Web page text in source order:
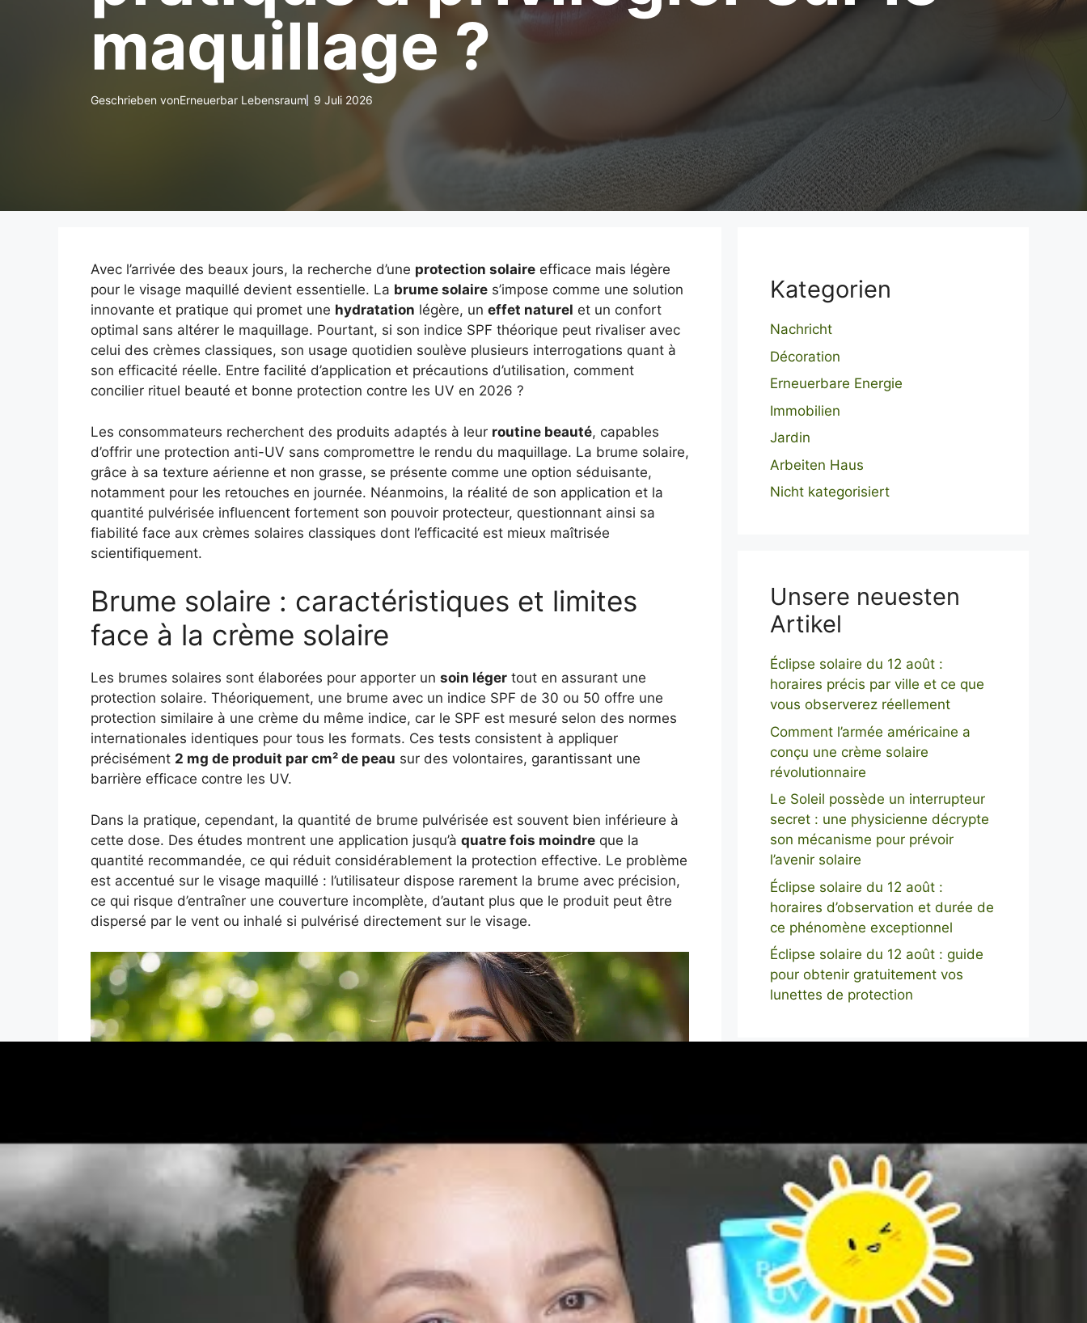
maquillage ?
Geschrieben vonErneuerbar Lebensraum 9 Juli 2026
Avec l’arrivée des beaux jours, la recherche d’une protection solaire efficace mais légère
pour le visage maquillé devient essentielle. La brume solaire s’impose comme une solution
innovante et pratique qui promet une hydratation légère, un effet naturel et un confort
optimal sans altérer le maquillage. Pourtant, si son indice SPF théorique peut rivaliser avec
celui des crèmes classiques, son usage quotidien soulève plusieurs interrogations quant à
son efficacité réelle. Entre facilité d’application et précautions d’utilisation, comment
concilier rituel beauté et bonne protection contre les UV en 2026 ?
Les consommateurs recherchent des produits adaptés à leur routine beauté, capables
d’offrir une protection anti-UV sans compromettre le rendu du maquillage. La brume solaire,
grâce à sa texture aérienne et non grasse, se présente comme une option séduisante,
notamment pour les retouches en journée. Néanmoins, la réalité de son application et la
quantité pulvérisée influencent fortement son pouvoir protecteur, questionnant ainsi sa
fiabilité face aux crèmes solaires classiques dont l’efficacité est mieux maîtrisée
scientifiquement.
Brume solaire : caractéristiques et limites
face à la crème solaire
Les brumes solaires sont élaborées pour apporter un soin léger tout en assurant une
protection solaire. Théoriquement, une brume avec un indice SPF de 30 ou 50 offre une
protection similaire à une crème du même indice, car le SPF est mesuré selon des normes
internationales identiques pour tous les formats. Ces tests consistent à appliquer
précisément 2 mg de produit par cm² de peau sur des volontaires, garantissant une
barrière efficace contre les UV.
Dans la pratique, cependant, la quantité de brume pulvérisée est souvent bien inférieure à
cette dose. Des études montrent une application jusqu’à quatre fois moindre que la
quantité recommandée, ce qui réduit considérablement la protection effective. Le problème
est accentué sur le visage maquillé : l’utilisateur dispose rarement la brume avec précision,
ce qui risque d’entraîner une couverture incomplète, d’autant plus que le produit peut être
dispersé par le vent ou inhalé si pulvérisé directement sur le visage.
Les bonnes pratiques d’application pour une efficacité
Kategorien
Nachricht
Décoration
Erneuerbare Energie
Immobilien
Jardin
Arbeiten Haus
Nicht kategorisiert
Unsere neuesten
Artikel
Éclipse solaire du 12 août :
horaires précis par ville et ce que
vous observerez réellement
Comment l’armée américaine a
conçu une crème solaire
révolutionnaire
Le Soleil possède un interrupteur
secret : une physicienne décrypte
son mécanisme pour prévoir
l’avenir solaire
Éclipse solaire du 12 août :
horaires d’observation et durée de
ce phénomène exceptionnel
Éclipse solaire du 12 août : guide
pour obtenir gratuitement vos
lunettes de protection